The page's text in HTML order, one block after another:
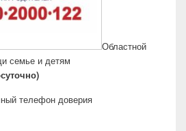
Областной
семье и детям
телефон доверия